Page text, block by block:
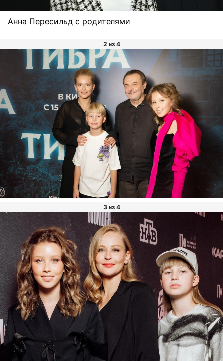
Анна Пересильд с родителями
2 из 4
3 из 4